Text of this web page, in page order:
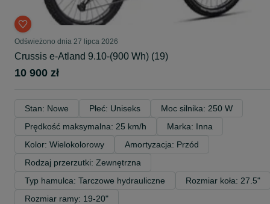
Odświeżono dnia 27 lipca 2026
Crussis e-Atland 9.10-(900 Wh) (19)
10 900 zł
Stan: Nowe Płeć: Uniseks
Moc silnika: 250 W
Prędkość maksymalna: 25 km/h
Marka: Inna
Kolor: Wielokolorowy
Amortyzacja: Przód
Rodzaj przerzutki: Zewnętrzna
Typ hamulca: Tarczowe hydrauliczne
Rozmiar koła: 27.5"
Rozmiar ramy: 19-20"